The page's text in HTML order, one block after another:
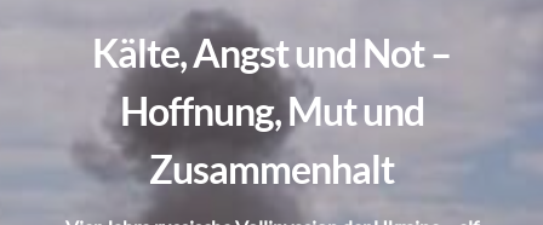
ABOUT US (engl.)
AKTUELLES
Kälte, Angst und Not –
Hoffnung, Mut und
Zusammenhalt